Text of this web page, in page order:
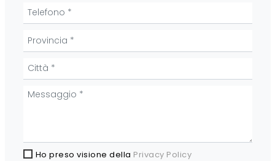
Ho preso visione della Privacy Policy